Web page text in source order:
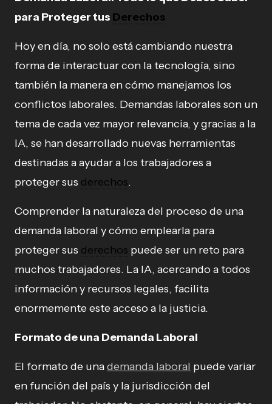
para Proteger tus Derechos
Hoy en día, no solo está cambiando nuestra
forma de interactuar con la tecnología, sino
también la manera en cómo manejamos los
conflictos laborales. Demandas laborales son un
tema de cada vez mayor relevancia, y gracias a la
IA, se han desarrollado nuevas herramientas
destinadas a ayudar a los trabajadores a
proteger sus derechos.
Comprender la naturaleza del proceso de una
demanda laboral y cómo emplearla para
proteger sus derechos puede ser un reto para
muchos trabajadores. La IA, acercando a todos
información y recursos legales, facilita
enormemente este acceso a la justicia.
Formato de una Demanda Laboral
El formato de unademanda laboral puede variar
en función del país y la jurisdicción del